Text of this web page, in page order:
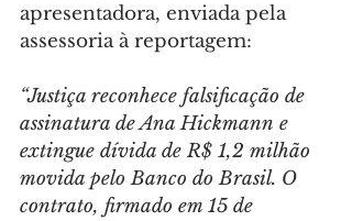
apresentadora, enviada pela
assessoria à reportagem:
“Justiça reconhece falsificação de
assinatura de Ana Hickmann e
extingue dívida de R$ 1,2 milhão
movida pelo Banco do Brasil. O
contrato, firmado em 15 de